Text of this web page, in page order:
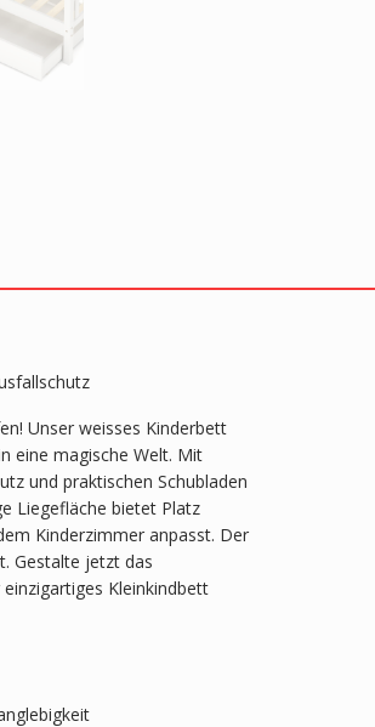
Unser weisses Kinderbett
eine magische Welt. Mit
und praktischen Schubladen
Liegefläche bietet Platz
Kinderzimmer anpasst. Der
Gestalte jetzt das
Kleinkindbett